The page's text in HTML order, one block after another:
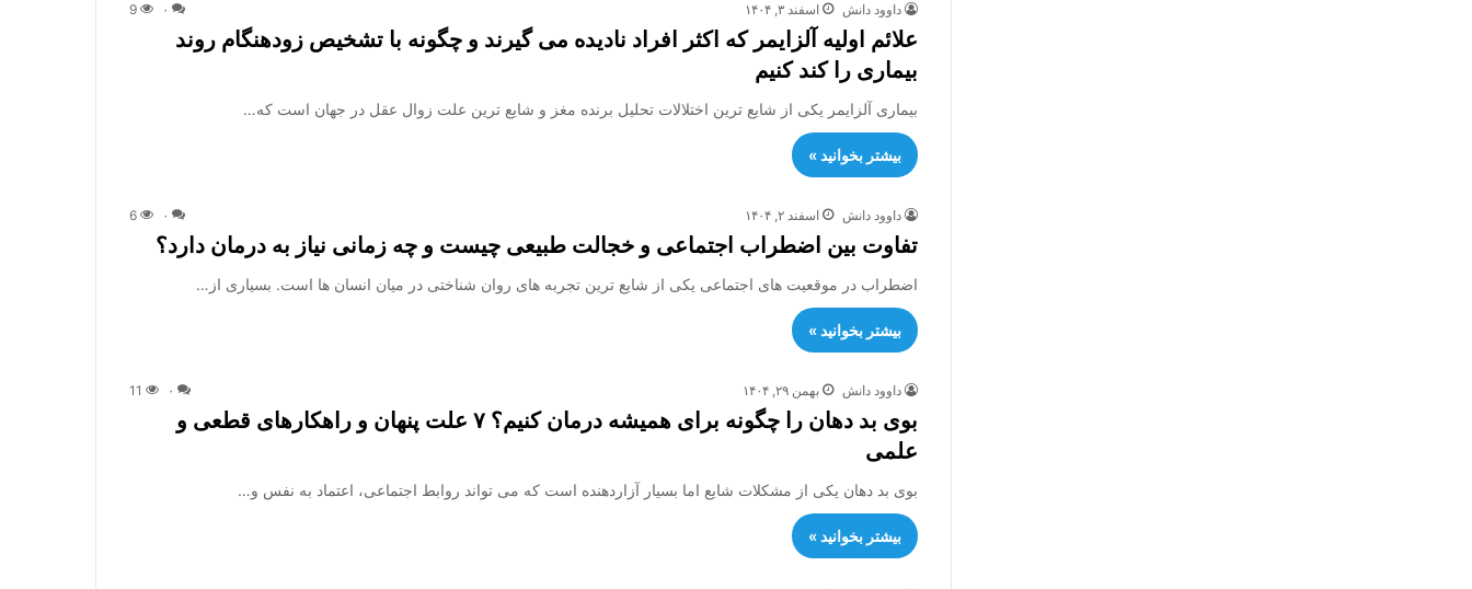
داوود دانش اسفند ۳, ۱۴۰۴ ۰ 9
علائم اولیه آلزایمر که اکثر افراد نادیده می گیرند و چگونه با تشخیص زودهنگام روند
بیماری را کند کنیم
بیماری آلزایمر یکی از شایع ترین اختلالات تحلیل برنده مغز و شایع ترین علت زوال عقل در جهان است که…
بیشتر بخوانید »
داوود دانش اسفند ۲, ۱۴۰۴ ۰ 6
تفاوت بین اضطراب اجتماعی و خجالت طبیعی چیست و چه زمانی نیاز به درمان دارد؟
اضطراب در موقعیت های اجتماعی یکی از شایع ترین تجربه های روان شناختی در میان انسان ها است. بسیاری از…
بیشتر بخوانید »
داوود دانش بهمن ۲۹, ۱۴۰۴ ۰ 11
بوی بد دهان را چگونه برای همیشه درمان کنیم؟ ۷ علت پنهان و راهکارهای قطعی و
علمی
بوی بد دهان یکی از مشکلات شایع اما بسیار آزاردهنده است که می تواند روابط اجتماعی، اعتماد به نفس و…
بیشتر بخوانید »